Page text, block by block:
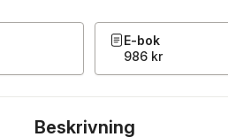
E-bok
986 kr
Beskrivning